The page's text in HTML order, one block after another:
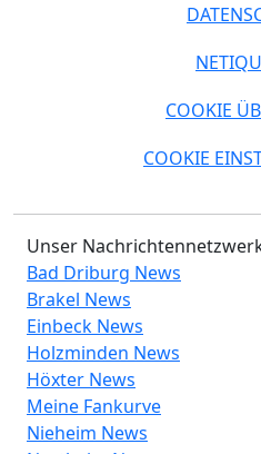
COOKIE
COOKIE
Unser
Bad Driburg News
Brakel News
Einbeck News
Holzminden News
Höxter News
Meine Fankurve
Nieheim News